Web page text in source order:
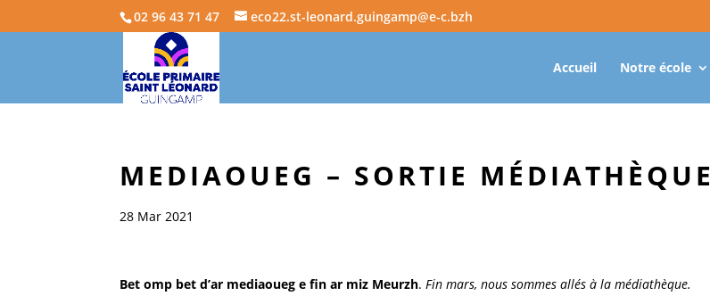
02 96 43 71 47 eco22.st-leonard.guingamp@e-c.bzh
Accueil Notre école
MEDIAOUEG – SORTIE MÉDIATHÈQUE
28 Mar 2021
Bet omp bet d’ar mediaoueg e fin ar miz Meurzh. Fin mars, nous sommes allés à la médiathèque.